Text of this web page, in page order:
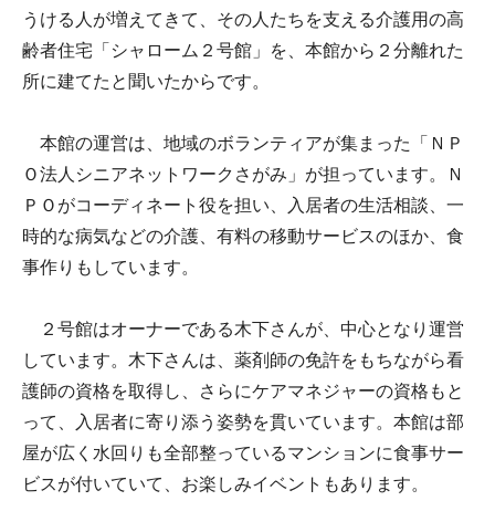
うける人が増えてきて、その人たちを支える介護用の高
齢者住宅「シャローム２号館」を、本館から２分離れた
所に建てたと聞いたからです。
本館の運営は、地域のボランティアが集まった「ＮＰ
Ｏ法人シニアネットワークさがみ」が担っています。Ｎ
ＰＯがコーディネート役を担い、入居者の生活相談、一
時的な病気などの介護、有料の移動サービスのほか、食
事作りもしています。
２号館はオーナーである木下さんが、中心となり運営
しています。木下さんは、薬剤師の免許をもちながら看
護師の資格を取得し、さらにケアマネジャーの資格もと
って、入居者に寄り添う姿勢を貫いています。本館は部
屋が広く水回りも全部整っているマンションに食事サー
ビスが付いていて、お楽しみイベントもあります。